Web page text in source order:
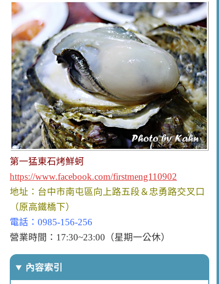
第一猛東石烤鮮蚵
https://www.facebook.com/firstmeng110902
地址：台中市南屯區向上路五段＆忠勇路交叉口
（原高鐵橋下）
電話：0985-156-256
營業時間：17:30~23:00（星期一公休）
內容索引